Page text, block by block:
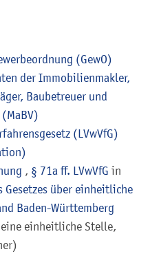
(GewO)
der Immobilienmakler,
Baubetreuer und
(LVwVfG)
, § 71a ff. LVwVfG in
Gesetzes über einheitliche
Baden-Württemberg
einheitliche Stelle,